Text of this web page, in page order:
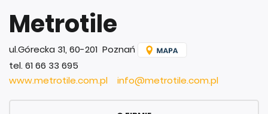
Metrotile
ul.Górecka 31, 60-201 Poznań
tel. 61 66 33 695
www.metrotile.com.pl
info@metrotile.com.pl